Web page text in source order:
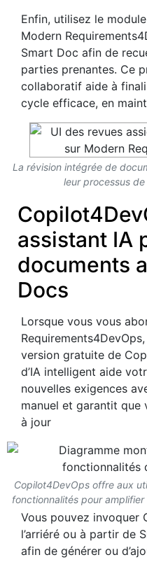
Enfin, utilisez le
Modern
Smart Doc afin de
parties prenantes. Ce
collaboratif aide à
cycle efficace, en
La révision intégrée de
leur processus
assistant IA
documents
Docs
Lorsque vous vous
version gratuite de
d’IA intelligent aide
nouvelles exigences
manuel et garantit
à jour
Copilot4DevOps offre aux
fonctionnalités pour
Vous pouvez invoquer
l’arriéré ou à partir de
afin de générer ou